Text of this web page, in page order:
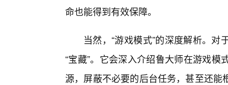
命也能得到有效保障。
当然，“游戏模式”的深度解析。
“宝藏”。它会深入介绍鲁大师在游戏
源，屏蔽不必要的后台任务，甚至还